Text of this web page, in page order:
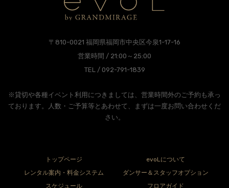
〒810-0021 福岡県福岡市中央区今泉1-17-16
営業時間 / 21:00～25:00
TEL / 092-791-1839
※貸切や各種イベント利用につきましては、営業時間外のご予約も承っ
ております。人数・ご予算等とあわせて、まずは一度お問い合わせくだ
さい。
トップページ
evoLについて
レンタル案内・料金システム
ダンサー＆スタッフオプション
スケジュール
フロアガイド